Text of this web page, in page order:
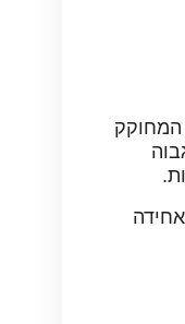
המחוקק